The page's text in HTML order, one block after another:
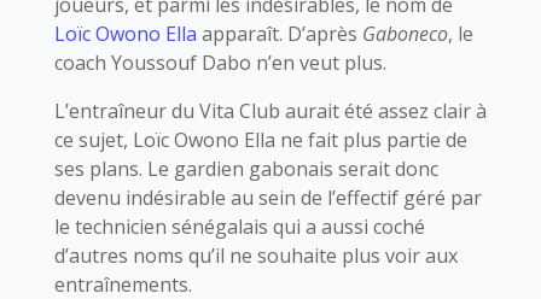
Loïc Owono Ella apparaît. D’après Gaboneco, le
coach Youssouf Dabo n’en veut plus.
L’entraîneur du Vita Club aurait été assez clair à
ce sujet, Loïc Owono Ella ne fait plus partie de
ses plans. Le gardien gabonais serait donc
devenu indésirable au sein de l’effectif géré par
le technicien sénégalais qui a aussi coché
d’autres noms qu’il ne souhaite plus voir aux
entraînements.